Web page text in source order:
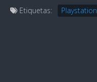
Etiquetas: Playstation